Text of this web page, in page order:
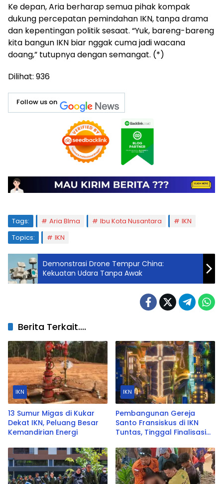
Ke depan, Aria berharap semua pihak kompak
dukung percepatan pemindahan IKN, tanpa drama
dan kepentingan politik sesaat. “Yuk, bareng-bareng
kita bangun IKN biar nggak cuma jadi wacana
doang,” tutupnya dengan semangat. (*)
Dilihat: 936
Follow us on
Tags: Aria BIma Ibu Kota Nusantara
IKN
Topics:
IKN
Demonstrasi Drone Tempur China:
Kekuatan Udara Tanpa Awak
Berita Terkait....
IKN
13 Sumur Migas di Kukar
Dekat IKN, Peluang Besar
Kemandirian Energi
IKN
Pembangunan Gereja
Santo Fransiskus di IKN
Tuntas, Tinggal Finalisasi